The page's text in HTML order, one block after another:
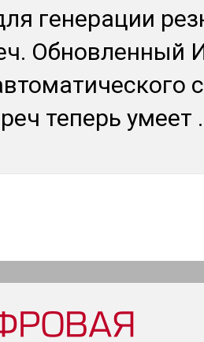
ге­нера­ции
Об­нов­лен­ный
те­перь умеет